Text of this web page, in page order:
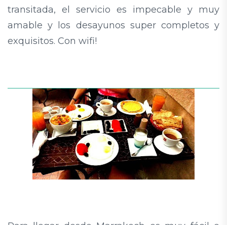
transitada, el servicio es impecable y muy
amable y los desayunos super completos y
exquisitos. Con wifi!